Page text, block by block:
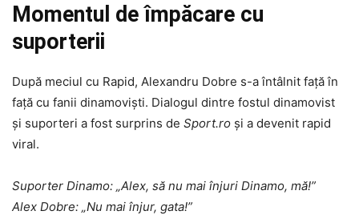
Momentul de împăcare cu
suporterii
După meciul cu Rapid, Alexandru Dobre s-a întâlnit față în
față cu fanii dinamoviști. Dialogul dintre fostul dinamovist
și suporteri a fost surprins de Sport.ro și a devenit rapid
viral.
Suporter Dinamo: „Alex, să nu mai înjuri Dinamo, mă!”
Alex Dobre: „Nu mai înjur, gata!”